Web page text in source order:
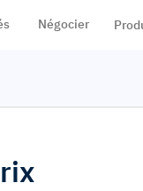
Négocier